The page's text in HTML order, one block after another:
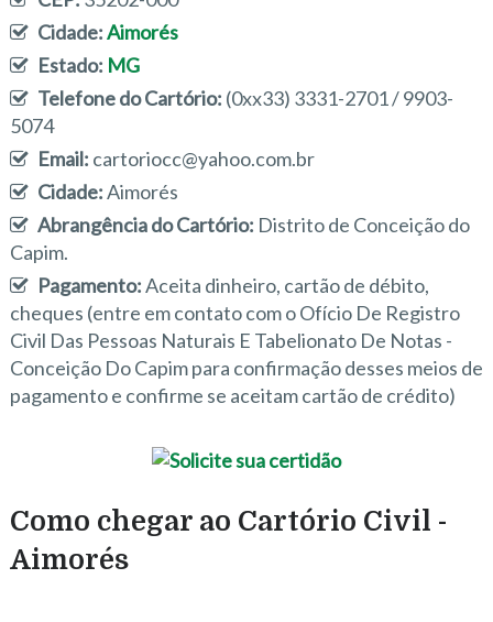
Cidade:Aimorés
Estado: MG
Telefone do Cartório: (0xx33) 3331-2701 / 9903-
5074
Email: cartoriocc@yahoo.com.br
Cidade:Aimorés
Abrangência do Cartório: Distrito de Conceição do
Capim.
Pagamento:Aceita dinheiro, cartão de débito,
cheques (entre em contato com o Ofício De Registro
Civil Das Pessoas Naturais E Tabelionato De Notas -
Conceição Do Capim para confirmação desses meios de
pagamento e confirme se aceitam cartão de crédito)
Como chegar ao Cartório Civil -
Aimorés